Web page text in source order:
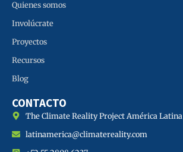
Quienes somos
Involúcrate
Proyectos
Recursos
Blog
CONTACTO
The Climate Reality Project América Latina
latinamerica@climatereality.com